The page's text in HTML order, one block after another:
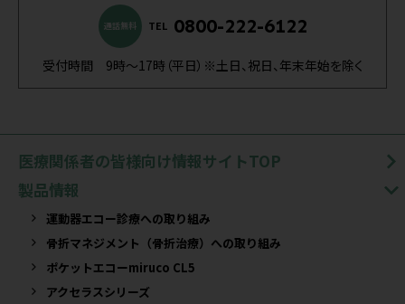
通話無料 TEL 0800-222-6122
受付時間 9時～17時（平日）※土日、祝日、年末年始を除く
医療関係者の皆様向け情報サイトTOP
製品情報
運動器エコー診療への取り組み
骨折マネジメント（骨折治療）への取り組み
ポケットエコーmiruco CL5
アクセラスシリーズ